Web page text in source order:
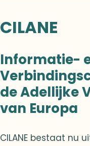
CILANE
Informatie-
de Adellijke
van Europa
CILANE bestaat nu